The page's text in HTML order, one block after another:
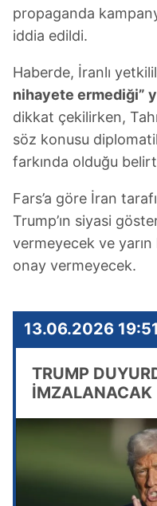
propaganda
iddia edildi.
Haberde, İranlı
nihayete ermediği” y
dikkat çekilirken,
söz konusu
farkında olduğu
Fars’a göre İran
Trump’ın siyasi
vermeyecek ve
onay vermeyecek.
13.06.2026 19:51
TRUMP
İMZALANACAK